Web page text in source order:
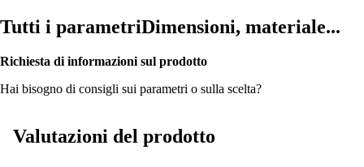
Tutti i parametriDimensioni, materiale...
Richiesta di informazioni sul prodotto
Hai bisogno di consigli sui parametri o sulla scelta?
Valutazioni del prodotto